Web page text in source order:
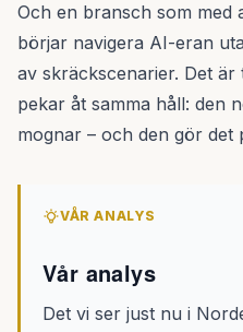
Och en bransch som med
börjar navigera AI-eran
av skräckscenarier. Det
pekar åt samma håll: den
mognar – och den gör det
VÅR ANALYS
Vår analys
Det vi ser just nu i